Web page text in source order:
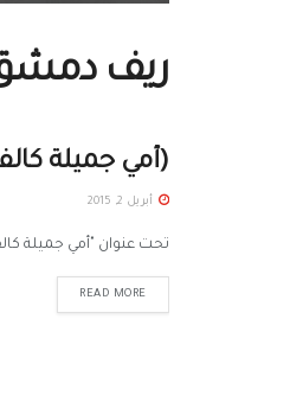
ريف
(أمي جميلة
أبريل 2, 2015
تحت عنوان "أمي جميلة
READ MORE